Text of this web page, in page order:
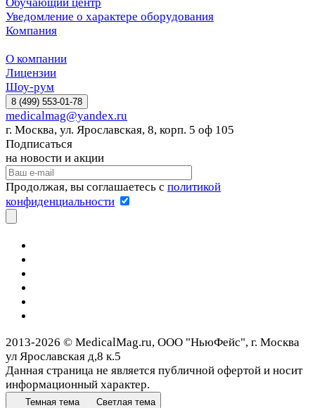
Уведомление о характере оборудования
Компания
О компании
Лицензии
Шоу-рум
8 (499) 553-01-78
medicalmag@yandex.ru
г. Москва, ул. Ярославская, 8, корп. 5 оф 105
Подписаться
на новости и акции
Продолжая, вы соглашаетесь с политикой
конфиденциальности
2013-2026 © MedicalMag.ru, ООО "НьюФейс", г. Москва
ул Ярославская д,8 к.5
Данная страница не является публичной офертой и носит
информационный характер.
Темная тема Светлая тема